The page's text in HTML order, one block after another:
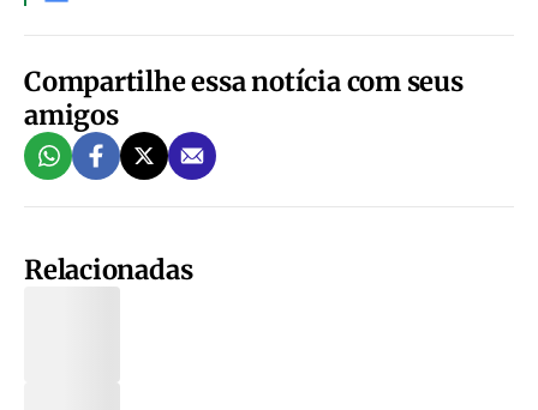
Compartilhe essa notícia com seus
amigos
Relacionadas